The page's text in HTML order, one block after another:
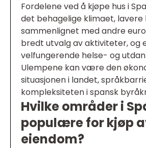
Fordelene ved å kjøpe hus i
det behagelige klimaet, lavere
sammenlignet med andre
bredt utvalg av aktiviteter, og
velfungerende helse- og
Ulempene kan være den
situasjonen i landet,
kompleksiteten i spansk
Hvilke områder i
populære for kjøp
eiendom?